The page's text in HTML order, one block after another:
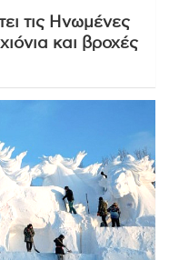
τις Ηνωμένες
και βροχές